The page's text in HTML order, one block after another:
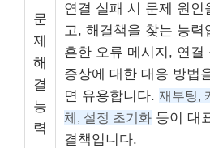
문
제
해
결
능
력
연결 실패 시 문제 원인
고, 해결책을 찾는 능력
흔한 오류 메시지, 연결
증상에 대한 대응 방법
면 유용합니다. 재부팅,
체, 설정 초기화 등이 대
결책입니다.